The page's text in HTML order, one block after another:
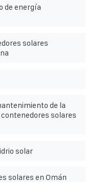
de energía
solares
de la
solares
solar
solares en Omán